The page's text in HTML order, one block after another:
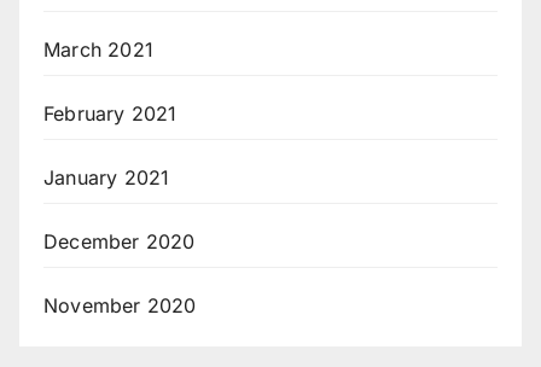
March 2021
February 2021
January 2021
December 2020
November 2020